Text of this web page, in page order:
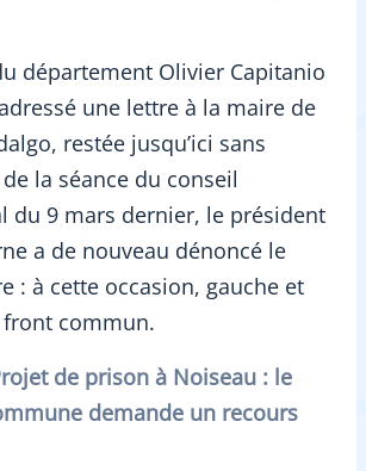
département Olivier Capitanio
une lettre à la maire de
restée jusqu’ici sans
la séance du conseil
du 9 mars dernier, le président
a de nouveau dénoncé le
: à cette occasion, gauche et
commun.
de prison à Noiseau : le
demande un recours